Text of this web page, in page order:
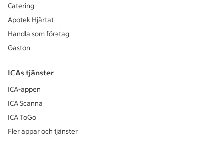
Catering
Apotek Hjärtat
Handla som företag
Gaston
ICAs tjänster
ICA-appen
ICA Scanna
ICA ToGo
Fler appar och tjänster